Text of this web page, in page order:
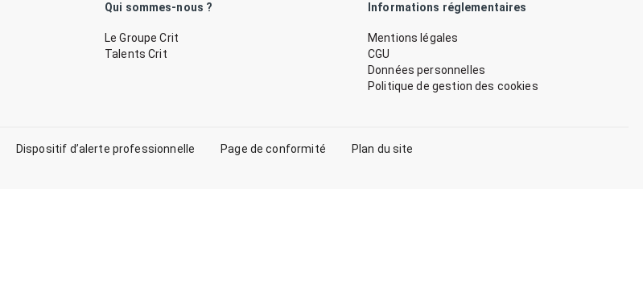
Qui sommes-nous ?
Le Groupe Crit
Talents Crit
Informations réglementaires
Mentions légales
CGU
Données personnelles
Politique de gestion des cookies
Dispositif d’alerte professionnelle Page de conformité Plan du site